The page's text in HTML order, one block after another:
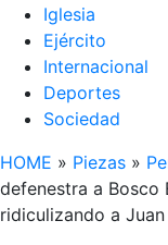
Iglesia
Ejército
Internacional
Deportes
Sociedad
HOME » Piezas »
defenestra a Bosco
ridiculizando a